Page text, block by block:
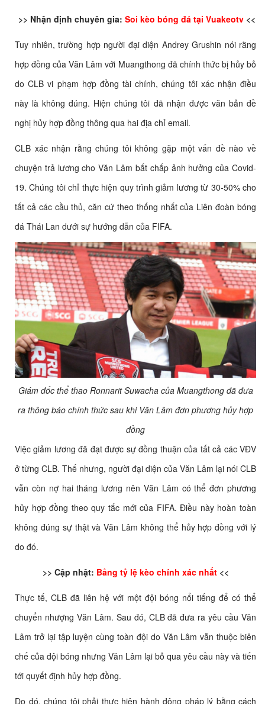
>> Nhận định chuyên gia: Soi kèo bóng đá tại Vuakeotv<<
Tuy nhiên, trường hợp người đại diện Andrey Grushin nói rằng
hợp đồng của Văn Lâm với Muangthong đã chính thức bị hủy bỏ
do CLB vi phạm hợp đồng tài chính, chúng tôi xác nhận điều
này là không đúng. Hiện chúng tôi đã nhận được văn bản đề
nghị hủy hợp đồng thông qua hai địa chỉ email.
CLB xác nhận rằng chúng tôi không gặp một vấn đề nào về
chuyện trả lương cho Văn Lâm bất chấp ảnh hưởng của Covid-
19. Chúng tôi chỉ thực hiện quy trình giảm lương từ 30-50% cho
tất cả các cầu thủ, căn cứ theo thống nhất của Liên đoàn bóng
đá Thái Lan dưới sự hướng dẫn của FIFA.
Giám đốc thể thao Ronnarit Suwacha của Muangthong đã đưa
ra thông báo chính thức sau khi Văn Lâm đơn phương hủy hợp
đồng
Việc giảm lương đã đạt được sự đồng thuận của tất cả các VĐV
ở từng CLB. Thế nhưng, người đại diện của Văn Lâm lại nói CLB
vẫn còn nợ hai tháng lương nên Văn Lâm có thể đơn phương
hủy hợp đồng theo quy tắc mới của FIFA. Điều này hoàn toàn
không đúng sự thật và Văn Lâm không thể hủy hợp đồng với lý
do đó.
>> Cập nhật: Bảng tỷ lệ kèo chính xác nhất<<
Thực tế, CLB đã liên hệ với một đội bóng nổi tiếng để có thể
chuyển nhượng Văn Lâm. Sau đó, CLB đã đưa ra yêu cầu Văn
Lâm trở lại tập luyện cùng toàn đội do Văn Lâm vẫn thuộc biên
chế của đội bóng nhưng Văn Lâm lại bỏ qua yêu cầu này và tiến
tới quyết định hủy hợp đồng.
Do đó, chúng tôi phải thực hiện hành động pháp lý bằng cách